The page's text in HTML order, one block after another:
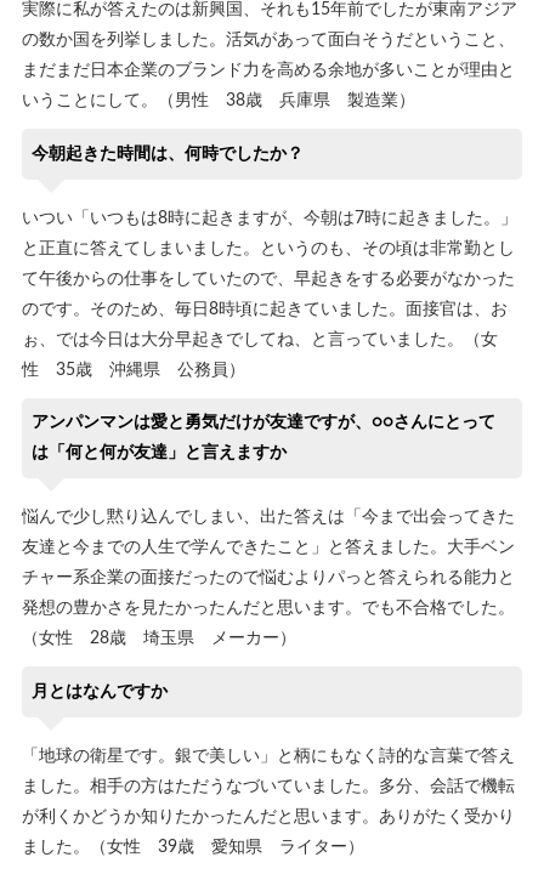
実際に私が答えたのは新興国、それも15年前でしたが東南アジア
の数か国を列挙しました。活気があって面白そうだということ、
まだまだ日本企業のブランド力を高める余地が多いことが理由と
いうことにして。（男性 38歳 兵庫県 製造業）
今朝起きた時間は、何時でしたか？
いつい「いつもは8時に起きますが、今朝は7時に起きました。」
と正直に答えてしまいました。というのも、その頃は非常勤とし
て午後からの仕事をしていたので、早起きをする必要がなかった
のです。そのため、毎日8時頃に起きていました。面接官は、お
ぉ、では今日は大分早起きでしてね、と言っていました。（女
性 35歳 沖縄県 公務員）
アンパンマンは愛と勇気だけが友達ですが、○○さんにとって
は「何と何が友達」と言えますか
悩んで少し黙り込んでしまい、出た答えは「今まで出会ってきた
友達と今までの人生で学んできたこと」と答えました。大手ベン
チャー系企業の面接だったので悩むよりパっと答えられる能力と
発想の豊かさを見たかったんだと思います。でも不合格でした。
（女性 28歳 埼玉県 メーカー）
月とはなんですか
「地球の衛星です。銀で美しい」と柄にもなく詩的な言葉で答え
ました。相手の方はただうなづいていました。多分、会話で機転
が利くかどうか知りたかったんだと思います。ありがたく受かり
ました。（女性 39歳 愛知県 ライター）